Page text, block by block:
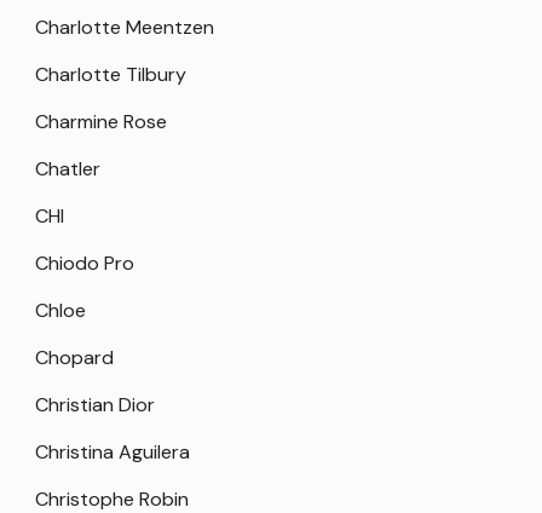
Charlotte Meentzen
Charlotte Tilbury
Charmine Rose
Chatler
CHI
Chiodo Pro
Chloe
Chopard
Christian Dior
Christina Aguilera
Christophe Robin